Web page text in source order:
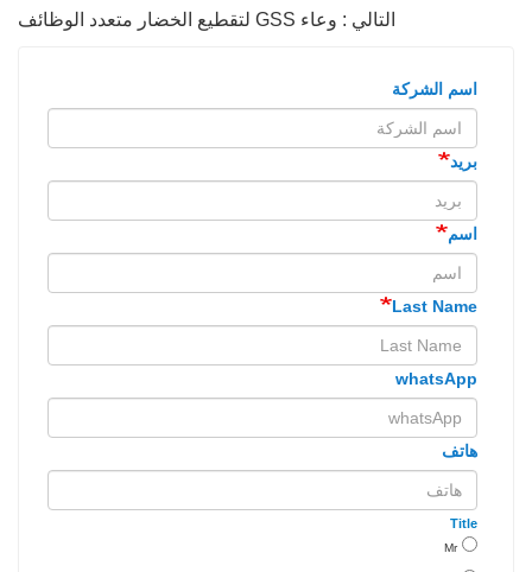
التالي : وعاء GSS لتقطيع الخضار متعدد الوظائف
اسم الشركة
بريد
اسم
Last Name
whatsApp
هاتف
Title
Mr